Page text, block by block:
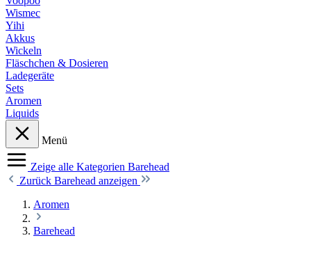
Wismec
Yihi
Akkus
Wickeln
Fläschchen & Dosieren
Ladegeräte
Sets
Aromen
Liquids
Menü
Zeige alle Kategorien Barehead
Zurück Barehead anzeigen
Aromen
Barehead